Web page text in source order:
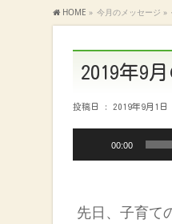
HOME » 今月のメッセージ »
2019年9
投稿日 : 2019年9月1日
ー
00:00
先日、子育て